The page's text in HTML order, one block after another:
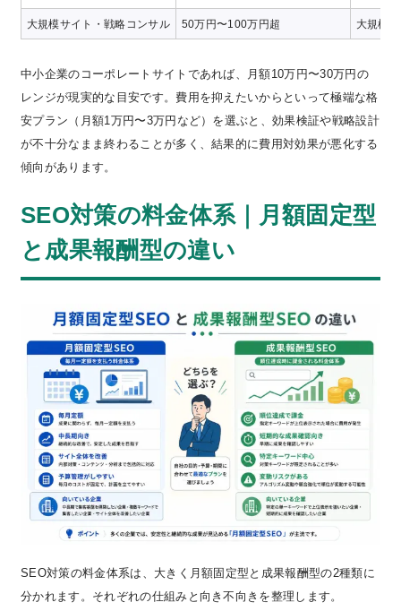
大規模サイト・戦略コンサル 50万円〜100万円超 大規模
中小企業のコーポレートサイトであれば、月額10万円〜30万円の
レンジが現実的な目安です。費用を抑えたいからといって極端な格
安プラン（月額1万円〜3万円など）を選ぶと、効果検証や戦略設計
が不十分なまま終わることが多く、結果的に費用対効果が悪化する
傾向があります。
SEO対策の料金体系｜月額固定型
と成果報酬型の違い
SEO対策の料金体系は、大きく月額固定型と成果報酬型の2種類に
分かれます。それぞれの仕組みと向き不向きを整理します。